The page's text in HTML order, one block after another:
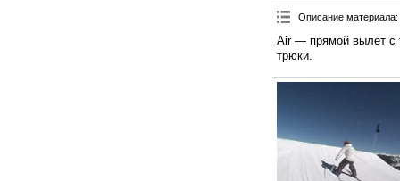
Описание материала:
Air — прямой вылет с
трюки.